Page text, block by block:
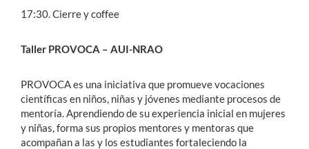
17:30. Cierre y coffee
Taller PROVOCA – AUI-NRAO
PROVOCA es una iniciativa que promueve vocaciones
científicas en niños, niñas y jóvenes mediante procesos de
mentoría. Aprendiendo de su experiencia inicial en mujeres
y niñas, forma sus propios mentores y mentoras que
acompañan a las y los estudiantes fortaleciendo la